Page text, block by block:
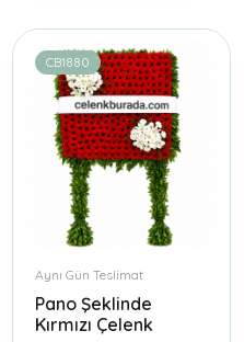
CB1880
Aynı Gün Teslimat
Pano Şeklinde
Kırmızı Çelenk